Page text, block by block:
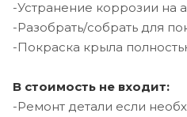
-Устранение коррозии на
-Разобрать/собрать для
-Покраска крыла
В стоимость не входит:
-Ремонт детали если